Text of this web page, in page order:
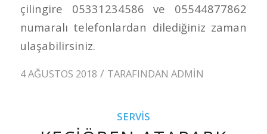
çilingire 05331234586 ve 05544877862
numaralı telefonlardan dilediğiniz zaman
ulaşabilirsiniz.
4 AĞUSTOS 2018 / TARAFINDAN ADMIN
SERVIS